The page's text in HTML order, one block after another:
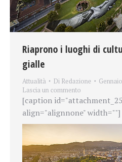
Riaprono i luoghi di
gialle
Attualità Di Redazione
Lascia un commento
[caption
align="alignnone" width=""]